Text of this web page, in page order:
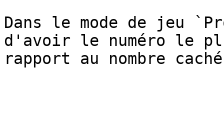
Dans le mode de jeu
d'avoir le numéro le